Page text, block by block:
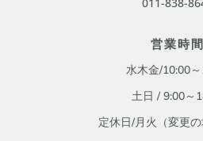
営業時間
水木金/10:00
土日 / 9:00～
定休日/月火 （変更